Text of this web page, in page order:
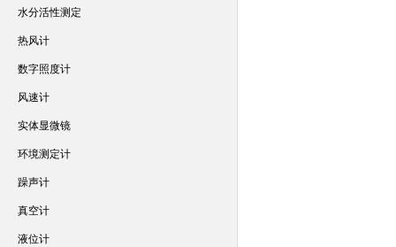
水分活性测定
热风计
数字照度计
风速计
实体显微镜
环境测定计
躁声计
真空计
液位计